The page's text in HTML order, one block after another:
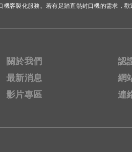
客製化服務。若有足踏直熱封口機的需求，歡
關於我們
最新消息
影片專區
認
網
連